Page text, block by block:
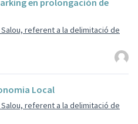
referent a la delimitació de
Local
referent a la delimitació de